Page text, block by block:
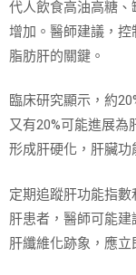
代人飲食高油高糖
增加。醫師建議，
脂肪肝的關鍵。
臨床研究顯示，約
又有20%可能進展為
形成肝硬化，肝臟功
定期追蹤肝功能指
肝患者，醫師可能
肝纖維化跡象，應立